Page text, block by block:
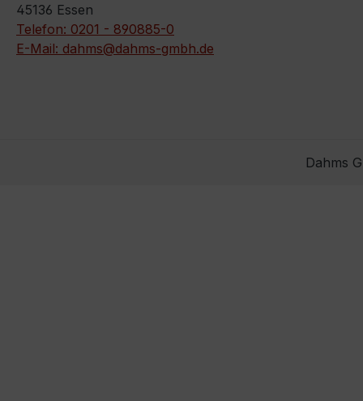
45136 Essen
Telefon: 0201 - 890885-0
E-Mail: dahms@dahms-gmbh.de
Dahms